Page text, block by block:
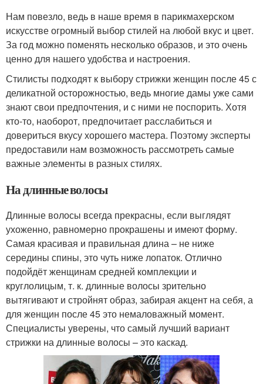
Нам повезло, ведь в наше время в парикмахерском
искусстве огромный выбор стилей на любой вкус и цвет.
За год можно поменять несколько образов, и это очень
ценно для нашего удобства и настроения.
Стилисты подходят к выбору стрижки женщин после 45 с
деликатной осторожностью, ведь многие дамы уже сами
знают свои предпочтения, и с ними не поспорить. Хотя
кто-то, наоборот, предпочитает расслабиться и
довериться вкусу хорошего мастера. Поэтому эксперты
предоставили нам возможность рассмотреть самые
важные элементы в разных стилях.
На длинные волосы
Длинные волосы всегда прекрасны, если выглядят
ухоженно, равномерно прокрашены и имеют форму.
Самая красивая и правильная длина – не ниже
середины спины, это чуть ниже лопаток. Отлично
подойдёт женщинам средней комплекции и
круглолицым, т. к. длинные волосы зрительно
вытягивают и стройнят образ, забирая акцент на себя, а
для женщин после 45 это немаловажный момент.
Специалисты уверены, что самый лучший вариант
стрижки на длинные волосы – это каскад.